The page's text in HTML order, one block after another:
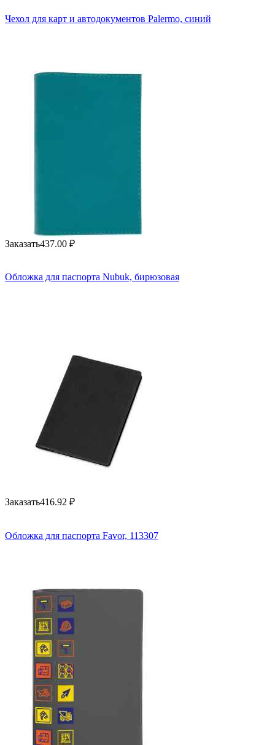
Чехол для карт и автодокументов Palermo, синий
Заказать437.00 ₽
Обложка для паспорта Nubuk, бирюзовая
Заказать416.92 ₽
Обложка для паспорта Favor, 113307